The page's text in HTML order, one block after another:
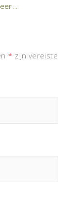
* zijn vereiste